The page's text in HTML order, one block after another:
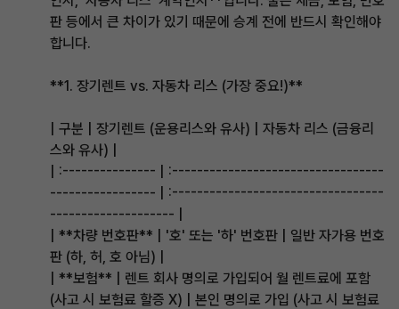
판 등에서 큰 차이가 있기 때문에 승계 전에 반드시 확인해야
합니다.
**1. 장기렌트 vs. 자동차 리스 (가장 중요!)**
| 구분 | 장기렌트 (운용리스와 유사) | 자동차 리스 (금융리
스와 유사) |
| :--------------- | :----------------------------------
----------------- | :----------------------------------
-------------------- |
| **차량 번호판** | '호' 또는 '하' 번호판 | 일반 자가용 번호
판 (하, 허, 호 아님) |
| **보험** | 렌트 회사 명의로 가입되어 월 렌트료에 포함
(사고 시 보험료 할증 X) | 본인 명의로 가입 (사고 시 보험료